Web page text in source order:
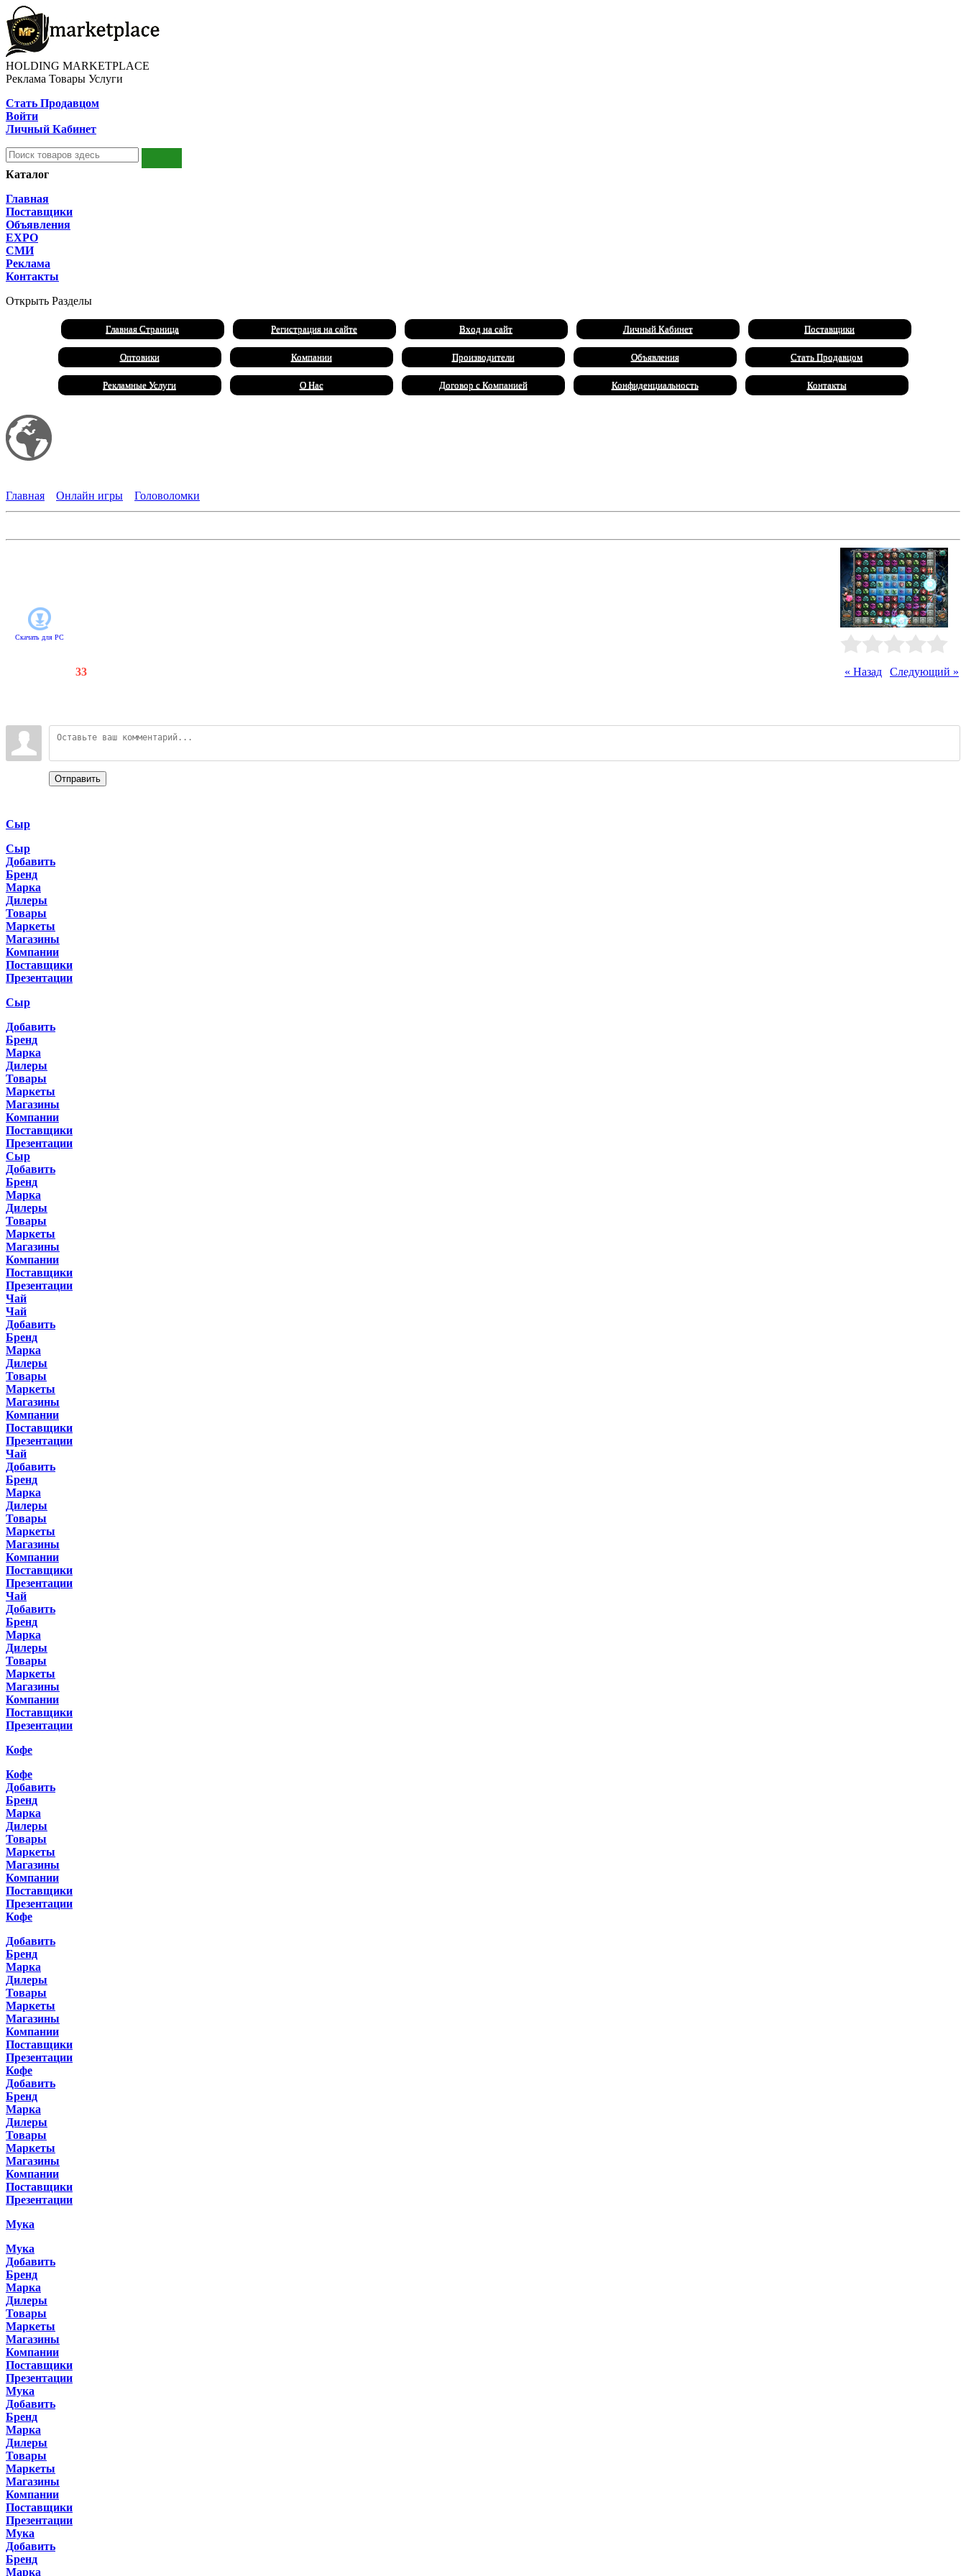
HOLDING MARKETPLACE
Реклама Товары Услуги
Стать Продавцом
Войти
Личный Кабинет
Каталог
Главная
Поставщики
Объявления
EXPO
СМИ
Реклама
Контакты
Открыть Разделы
Главная Страница Регистрация на сайте Вход на сайт Личный Кабинет Поставщики
Оптовики Компании Производители Объявления Стать Продавцом
Рекламные Услуги О Нас Договор с Компанией Конфиденциальность Контакты
Главная
Онлайн игры Головоломки
Скачать для PC
« Назад Следующий »
33
Отправить
Сыр
Сыр
Добавить
Бренд
Марка
Дилеры
Товары
Маркеты
Магазины
Компании
Поставщики
Презентации
Сыр
Добавить
Бренд
Марка
Дилеры
Товары
Маркеты
Магазины
Компании
Поставщики
Презентации
Сыр
Добавить
Бренд
Марка
Дилеры
Товары
Маркеты
Магазины
Компании
Поставщики
Презентации
Чай
Чай
Добавить
Бренд
Марка
Дилеры
Товары
Маркеты
Магазины
Компании
Поставщики
Презентации
Чай
Добавить
Бренд
Марка
Дилеры
Товары
Маркеты
Магазины
Компании
Поставщики
Презентации
Чай
Добавить
Бренд
Марка
Дилеры
Товары
Маркеты
Магазины
Компании
Поставщики
Презентации
Кофе
Кофе
Добавить
Бренд
Марка
Дилеры
Товары
Маркеты
Магазины
Компании
Поставщики
Презентации
Кофе
Добавить
Бренд
Марка
Дилеры
Товары
Маркеты
Магазины
Компании
Поставщики
Презентации
Кофе
Добавить
Бренд
Марка
Дилеры
Товары
Маркеты
Магазины
Компании
Поставщики
Презентации
Мука
Мука
Добавить
Бренд
Марка
Дилеры
Товары
Маркеты
Магазины
Компании
Поставщики
Презентации
Мука
Добавить
Бренд
Марка
Дилеры
Товары
Маркеты
Магазины
Компании
Поставщики
Презентации
Мука
Добавить
Бренд
Марка